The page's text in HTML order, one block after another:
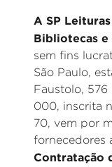
A SP
Bibliotecas e
sem fins
São Paulo,
Faustolo, 576
000, inscrita
70, vem por
fornecedores
Contratação